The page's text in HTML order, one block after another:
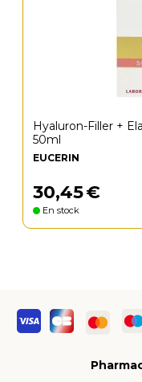
Hyaluron-Filler +
50ml
EUCERIN
30,45€
En stock